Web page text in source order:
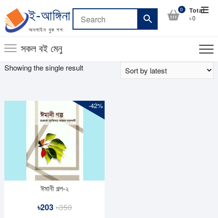
to
content
ই-আঙ্গিনা
অনলাইন বুক শপ
0 Total
৳0
সকল বই মেনু
Showing the single result
-42%
ঈমানী গল্প-২
৳350Original
৳203
Current